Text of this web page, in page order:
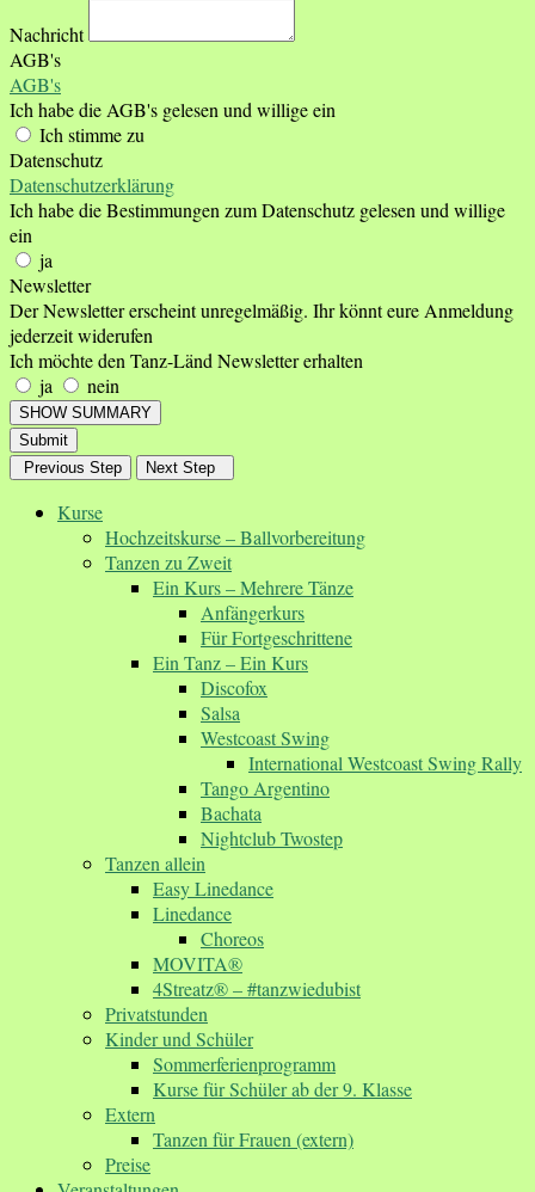
Nachricht
AGB's
AGB's
Ich habe die AGB's gelesen und willige ein
Ich stimme zu
Datenschutz
Datenschutzerklärung
Ich habe die Bestimmungen zum Datenschutz gelesen und willige
ein
ja
Newsletter
Der Newsletter erscheint unregelmäßig. Ihr könnt eure Anmeldung
jederzeit widerufen
Ich möchte den Tanz-Länd Newsletter erhalten
ja
nein
SHOW SUMMARY
Submit
Previous Step
Next Step
Kurse
Hochzeitskurse – Ballvorbereitung
Tanzen zu Zweit
Ein Kurs – Mehrere Tänze
Anfängerkurs
Für Fortgeschrittene
Ein Tanz – Ein Kurs
Discofox
Salsa
Westcoast Swing
International Westcoast Swing Rally
Tango Argentino
Bachata
Nightclub Twostep
Tanzen allein
Easy Linedance
Linedance
Choreos
MOVITA®
4Streatz® – #tanzwiedubist
Privatstunden
Kinder und Schüler
Sommerferienprogramm
Kurse für Schüler ab der 9. Klasse
Extern
Tanzen für Frauen (extern)
Preise